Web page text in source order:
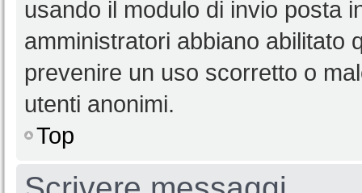
usando il modulo di invio posta
amministratori abbiano abilitato
prevenire un uso scorretto o
utenti anonimi.
Top